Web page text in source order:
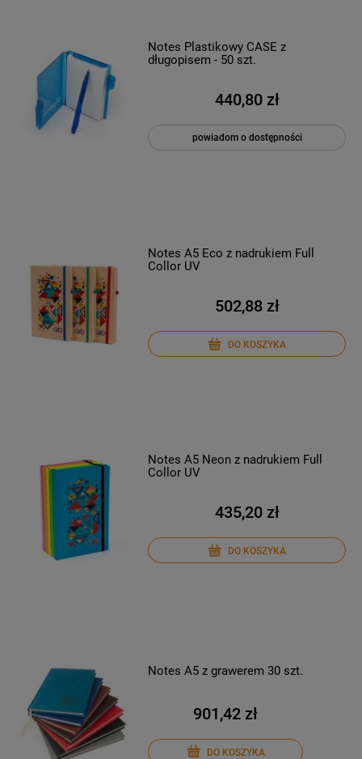
Notes Plastikowy CASE z
długopisem - 50 szt.
440,80 zł
powiadom o dostępności
Notes A5 Eco z nadrukiem Full
Collor UV
502,88 zł
DO KOSZYKA
Notes A5 Neon z nadrukiem Full
Collor UV
435,20 zł
DO KOSZYKA
Notes A5 z grawerem 30 szt.
901,42 zł
DO KOSZYKA